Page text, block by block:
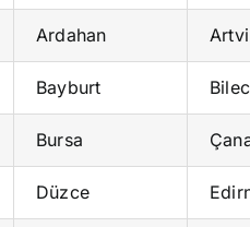
Ardahan
Bayburt
Bursa
Düzce